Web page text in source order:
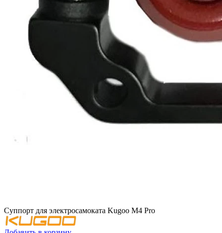
Суппорт для электросамоката Kugoo M4 Pro